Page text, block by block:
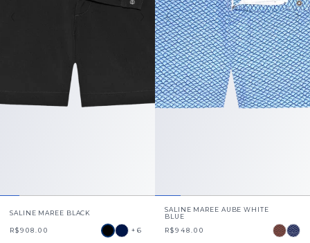
SALINE MAREE BLACK
R$908.00 +6
SALINE MAREE AUBE WHITE
BLUE
R$948.00